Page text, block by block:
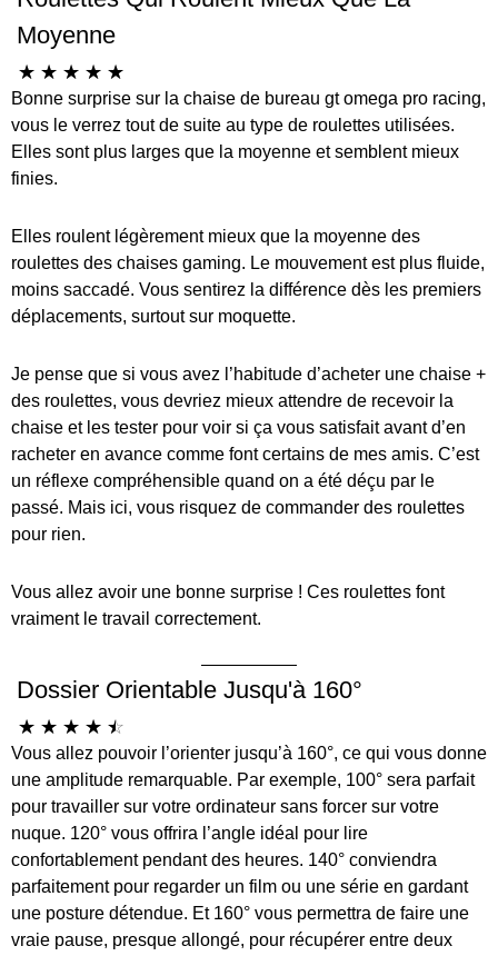
Moyenne
☆ ☆ ☆ ☆ ☆
Bonne surprise sur la chaise de bureau gt omega pro racing,
vous le verrez tout de suite au type de roulettes utilisées.
Elles sont plus larges que la moyenne et semblent mieux
finies.
Elles roulent légèrement mieux que la moyenne des
roulettes des chaises gaming. Le mouvement est plus fluide,
moins saccadé. Vous sentirez la différence dès les premiers
déplacements, surtout sur moquette.
Je pense que si vous avez l’habitude d’acheter une chaise +
des roulettes, vous devriez mieux attendre de recevoir la
chaise et les tester pour voir si ça vous satisfait avant d’en
racheter en avance comme font certains de mes amis. C’est
un réflexe compréhensible quand on a été déçu par le
passé. Mais ici, vous risquez de commander des roulettes
pour rien.
Vous allez avoir une bonne surprise ! Ces roulettes font
vraiment le travail correctement.
Dossier Orientable Jusqu'à 160°
☆ ☆ ☆ ☆ ☆
Vous allez pouvoir l’orienter jusqu’à 160°, ce qui vous donne
une amplitude remarquable. Par exemple, 100° sera parfait
pour travailler sur votre ordinateur sans forcer sur votre
nuque. 120° vous offrira l’angle idéal pour lire
confortablement pendant des heures. 140° conviendra
parfaitement pour regarder un film ou une série en gardant
une posture détendue. Et 160° vous permettra de faire une
vraie pause, presque allongé, pour récupérer entre deux